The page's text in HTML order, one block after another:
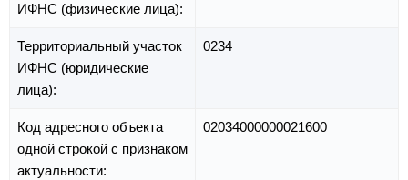
ИФНС (физические лица):
Территориальный участок
ИФНС (юридические
лица):
0234
Код адресного объекта
одной строкой с признаком
актуальности:
02034000000021600